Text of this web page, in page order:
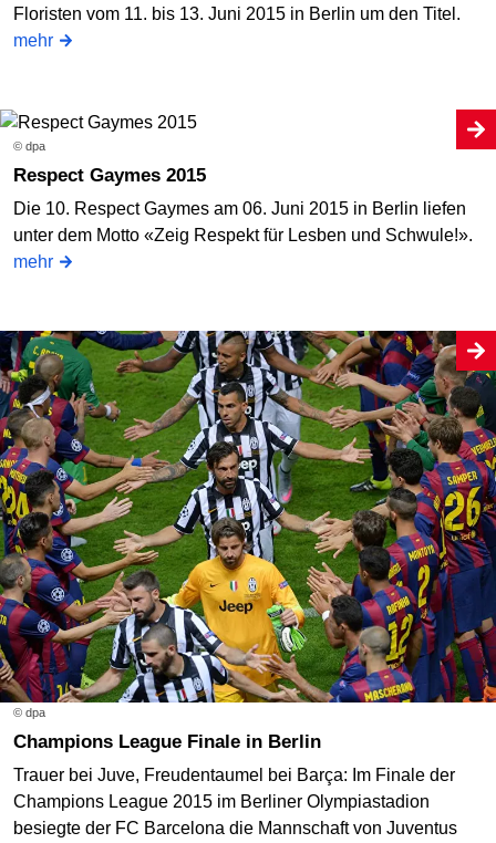
Floristen vom 11. bis 13. Juni 2015 in Berlin um den Titel.
mehr
© dpa
Respect Gaymes 2015
Die 10. Respect Gaymes am 06. Juni 2015 in Berlin liefen
unter dem Motto «Zeig Respekt für Lesben und Schwule!».
mehr
© dpa
Champions League Finale in Berlin
Trauer bei Juve, Freudentaumel bei Barça: Im Finale der
Champions League 2015 im Berliner Olympiastadion
besiegte der FC Barcelona die Mannschaft von Juventus